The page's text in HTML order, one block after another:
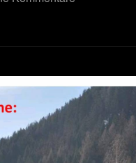
Gran
Fondo
Ridanna
2023